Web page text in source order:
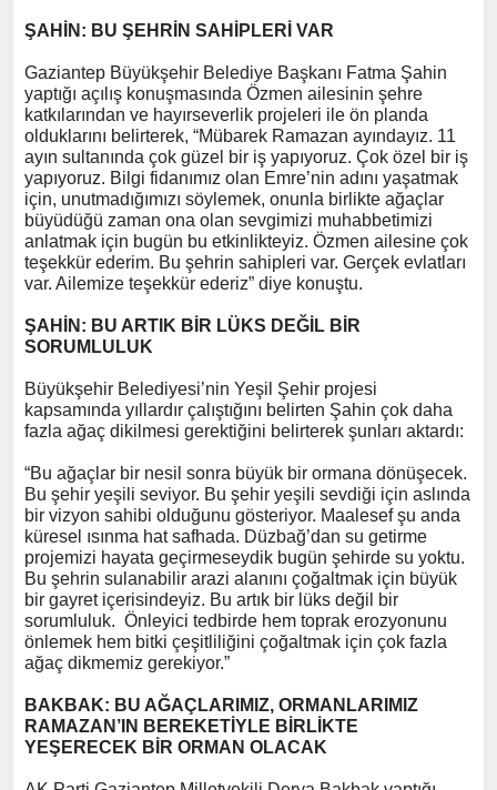
ŞAHİN: BU ŞEHRİN SAHİPLERİ VAR
Gaziantep Büyükşehir Belediye Başkanı Fatma Şahin
yaptığı açılış konuşmasında Özmen ailesinin şehre
katkılarından ve hayırseverlik projeleri ile ön planda
olduklarını belirterek, “Mübarek Ramazan ayındayız. 11
ayın sultanında çok güzel bir iş yapıyoruz. Çok özel bir iş
yapıyoruz. Bilgi fidanımız olan Emre’nin adını yaşatmak
için, unutmadığımızı söylemek, onunla birlikte ağaçlar
büyüdüğü zaman ona olan sevgimizi muhabbetimizi
anlatmak için bugün bu etkinlikteyiz. Özmen ailesine çok
teşekkür ederim. Bu şehrin sahipleri var. Gerçek evlatları
var. Ailemize teşekkür ederiz” diye konuştu.
ŞAHİN: BU ARTIK BİR LÜKS DEĞİL BİR
SORUMLULUK
Büyükşehir Belediyesi’nin Yeşil Şehir projesi
kapsamında yıllardır çalıştığını belirten Şahin çok daha
fazla ağaç dikilmesi gerektiğini belirterek şunları aktardı:
“Bu ağaçlar bir nesil sonra büyük bir ormana dönüşecek.
Bu şehir yeşili seviyor. Bu şehir yeşili sevdiği için aslında
bir vizyon sahibi olduğunu gösteriyor. Maalesef şu anda
küresel ısınma hat safhada. Düzbağ’dan su getirme
projemizi hayata geçirmeseydik bugün şehirde su yoktu.
Bu şehrin sulanabilir arazi alanını çoğaltmak için büyük
bir gayret içerisindeyiz. Bu artık bir lüks değil bir
sorumluluk. Önleyici tedbirde hem toprak erozyonunu
önlemek hem bitki çeşitliliğini çoğaltmak için çok fazla
ağaç dikmemiz gerekiyor.”
BAKBAK: BU AĞAÇLARIMIZ, ORMANLARIMIZ
RAMAZAN’IN BEREKETİYLE BİRLİKTE
YEŞERECEK BİR ORMAN OLACAK